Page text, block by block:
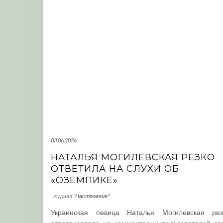
03.06.2026
НАТАЛЬЯ МОГИЛЕВСКАЯ РЕЗКО
ОТВЕТИЛА НА СЛУХИ ОБ
«ОЗЕМПИКЕ»
журнал "Настроение"
Украинская певица Наталья Могилевская